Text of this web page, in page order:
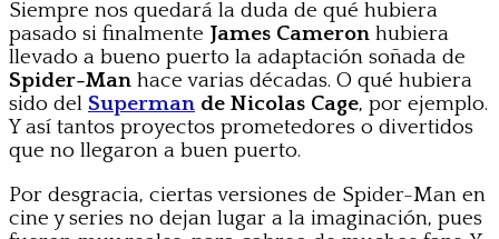
Siempre nos quedará la duda de qué hubiera
pasado si finalmente James Cameron hubiera
llevado a bueno puerto la adaptación soñada de
Spider-Man hace varias décadas. O qué hubiera
sido del Superman de Nicolas Cage, por ejemplo.
Y así tantos proyectos prometedores o divertidos
que no llegaron a buen puerto.
Por desgracia, ciertas versiones de Spider-Man en
cine y series no dejan lugar a la imaginación, pues